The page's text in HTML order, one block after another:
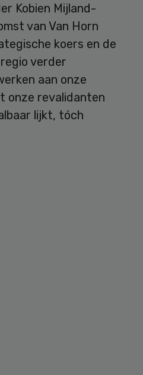
Kobien Mijland-
van Van Horn
koers en de
verder
aan onze
onze revalidanten
lijkt, tóch